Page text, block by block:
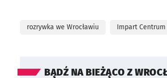
rozrywka we Wrocławiu Impart Centrum
BĄDŹ NA BIEŻĄCO Z